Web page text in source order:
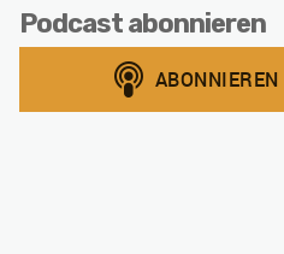
Podcast abonnieren